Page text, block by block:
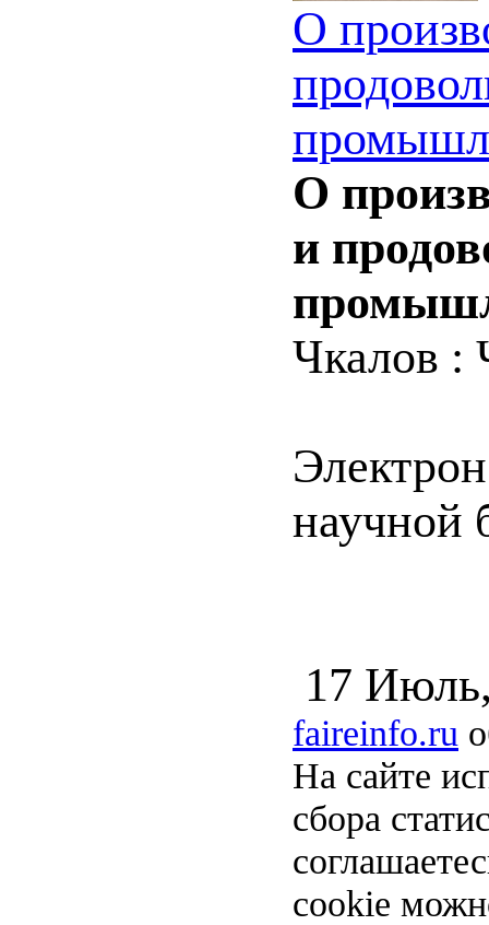
О
О
и
Чкалов :
научной
17
faireinfo.ru
На сайте
сбора
cookie